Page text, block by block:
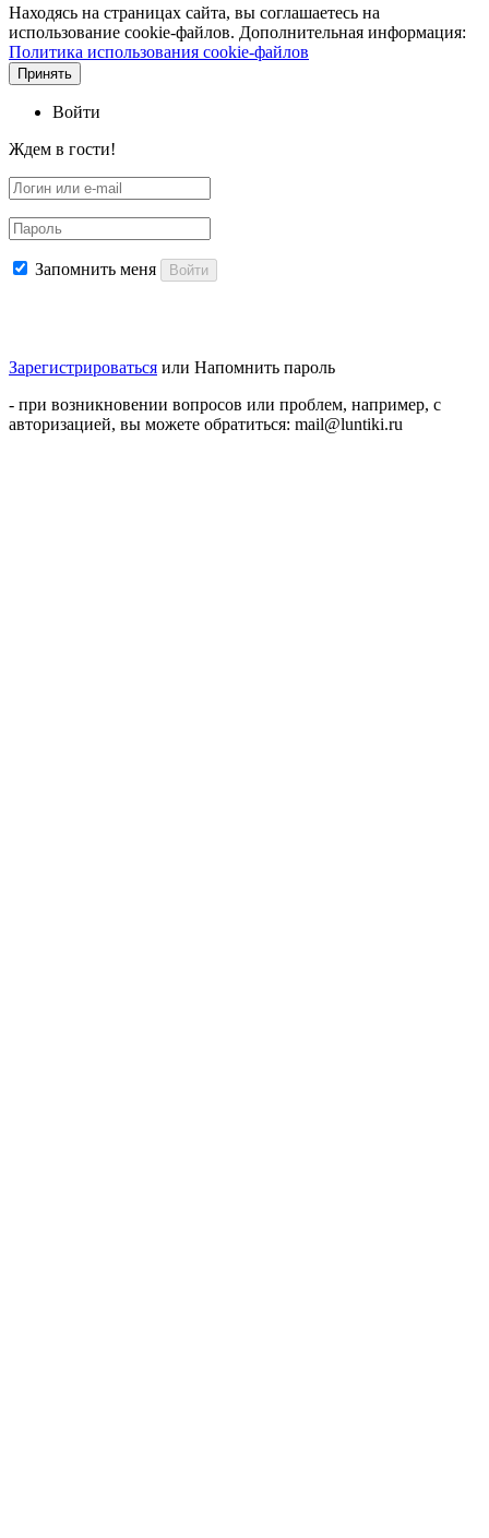
Находясь на страницах сайта, вы соглашаетесь на
использование cookie-файлов. Дополнительная информация:
Политика использования cookie-файлов
Принять
Войти
Ждем в гости!
Запомнить меня Войти
Зарегистрироваться или Напомнить пароль
- при возникновении вопросов или проблем, например, с
авторизацией, вы можете обратиться: mail@luntiki.ru